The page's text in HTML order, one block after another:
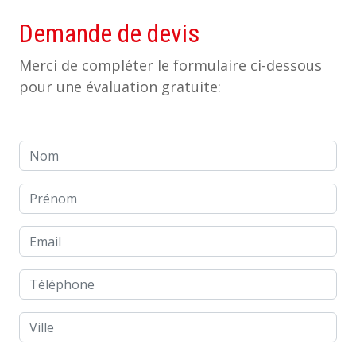
Demande de devis
Merci de compléter le formulaire ci-dessous
pour une évaluation gratuite:
Nom
Prénom
Email
Téléphone
Ville